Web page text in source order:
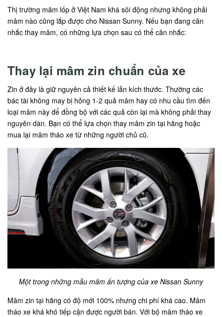
Thị trường mâm lốp ở Việt Nam khá sôi động nhưng không phải
mâm nào cũng lắp được cho Nissan Sunny. Nếu bạn đang cân
nhắc thay mâm, có những lựa chọn sau có thể cân nhắc:
Thay lại mâm zin chuẩn của xe
Zin ở đây là giữ nguyên cả thiết kế lẫn kích thước. Thường các
bác tài không may bị hỏng 1-2 quả mâm hay có nhu cầu tìm đến
loại mâm này để đồng bộ với các quả còn lại mà không phải thay
nguyên dàn. Bạn có thể lựa chọn thay mâm zin tại hãng hoặc
mua lại mâm tháo xe từ những người chủ cũ.
Một trong những mẫu mâm ấn tượng của xe Nissan Sunny
Mâm zin tại hãng có độ mới 100% nhưng chi phí khá cao. Mâm
tháo xe khá khó tiếp cận được người bán. Với bộ mâm tháo xe